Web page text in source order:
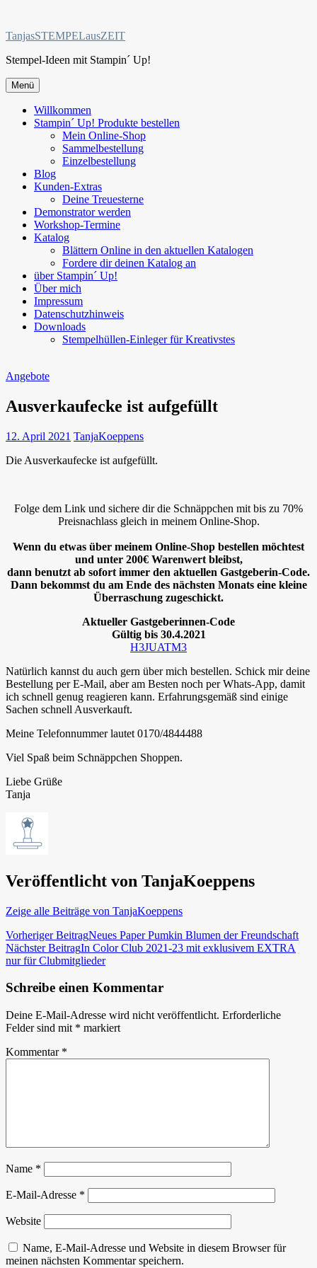
springen
TanjasSTEMPELausZEIT
Stempel-Ideen mit Stampin´ Up!
Menü
Willkommen
Stampin´ Up! Produkte bestellen
Mein Online-Shop
Sammelbestellung
Einzelbestellung
Blog
Kunden-Extras
Deine Treuesterne
Demonstrator werden
Workshop-Termine
Katalog
Blättern Online in den aktuellen Katalogen
Fordere dir deinen Katalog an
über Stampin´ Up!
Über mich
Impressum
Datenschutzhinweis
Downloads
Stempelhüllen-Einleger für Kreativstes
Angebote
Ausverkaufecke ist aufgefüllt
12. April 2021 TanjaKoeppens
Die Ausverkaufecke ist aufgefüllt.
Folge dem Link und sichere dir die Schnäppchen mit bis zu 70%
Preisnachlass gleich in meinem Online-Shop.
Wenn du etwas über meinem Online-Shop bestellen möchtest
und unter 200€ Warenwert bleibst,
dann benutzt ab sofort immer den aktuellen Gastgeberin-Code.
Dann bekommst du am Ende des nächsten Monats eine kleine
Überraschung zugeschickt.
Aktueller Gastgeberinnen-Code
Gültig bis 30.4.2021
H3JUATM3
Natürlich kannst du auch gern über mich bestellen. Schick mir deine
Bestellung per E-Mail, aber am Besten noch per Whats-App, damit
ich schnell genug reagieren kann. Erfahrungsgemäß sind einige
Sachen schnell Ausverkauft.
Meine Telefonnummer lautet 0170/4844488
Viel Spaß beim Schnäppchen Shoppen.
Liebe Grüße
Tanja
Veröffentlicht von TanjaKoeppens
Zeige alle Beiträge von TanjaKoeppens
Beitragsnavigation
Vorheriger BeitragNeues Paper Pumkin Blumen der Freundschaft
Nächster BeitragIn Color Club 2021-23 mit exklusivem EXTRA
nur für Clubmitglieder
Schreibe einen Kommentar
Deine E-Mail-Adresse wird nicht veröffentlicht. Erforderliche
Felder sind mit * markiert
Kommentar *
Name *
E-Mail-Adresse *
Website
Name, E-Mail-Adresse und Website in diesem Browser für
meinen nächsten Kommentar speichern.